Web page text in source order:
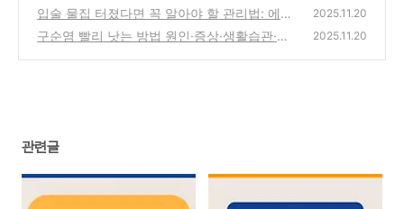
들을 위한 필독정보
(1)
입술 물집 터졌다면 꼭 알아야 할 관리법: 에스
로반 사용법부터 영양제까지
(0)
2025.11.20
구순염 빨리 낫는 방법 원인·증상·생활습관·연
2025.11.20
관련글